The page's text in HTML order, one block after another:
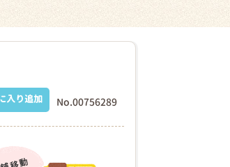
No.00756289
入り追加